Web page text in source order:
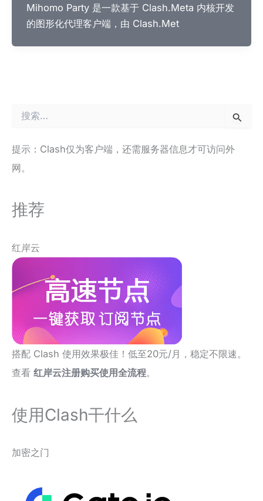
Mihomo Party 是一款基于 Clash.Meta 内核开发
的图形化代理客户端，由 Clash.Met
提示：Clash仅为客户端，还需服务器信息才可访问外
网。
推荐
红岸云
搭配 Clash 使用效果极佳！低至20元/月，稳定不限速。
查看 红岸云注册购买使用全流程。
使用Clash干什么
加密之门